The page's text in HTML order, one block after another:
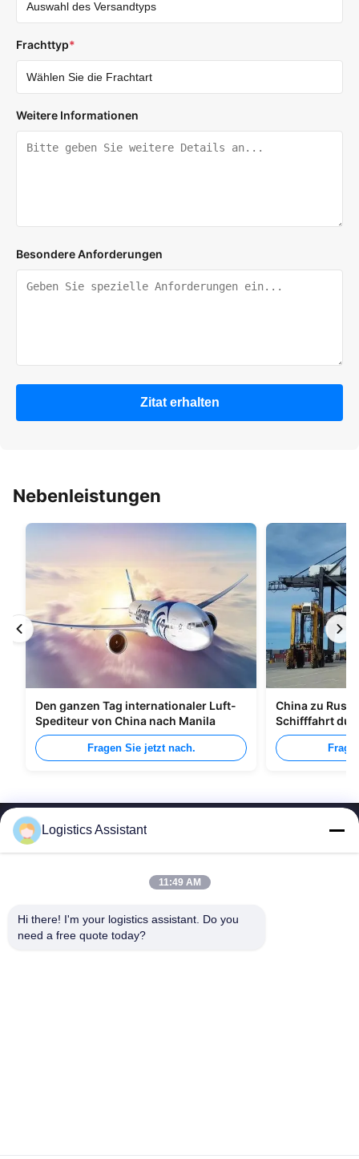
Frachttyp*
Weitere Informationen
Besondere Anforderungen
Zitat erhalten
Nebenleistungen
Den ganzen Tag internationaler Luft-
Spediteur von China nach Manila
Fragen Sie jetzt nach.
China zu
Schifffahrt
Logistics Assistant
11:49 AM
Hi there! I'm your logistics assistant. Do you
need a free quote today?